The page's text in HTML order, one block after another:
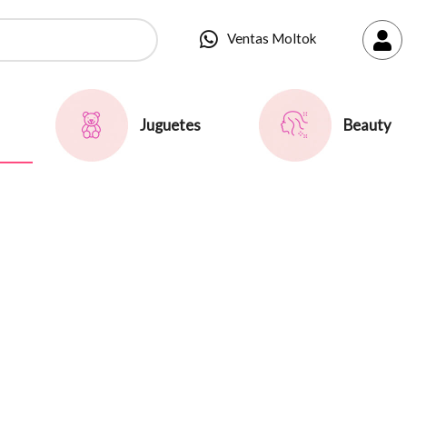
Ventas Moltok
Juguetes Beauty